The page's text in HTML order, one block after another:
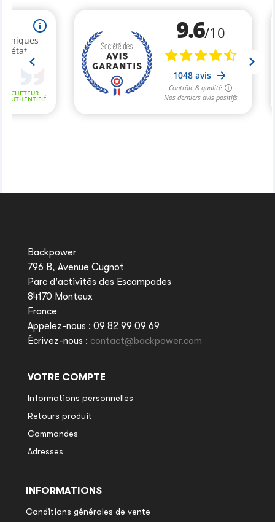
Backpower
796 B, Avenue Cugnot
Parc d'activités des Escampades
84170 Monteux
France
Appelez-nous : 09 82 99 09 69
Écrivez-nous : contact@backpower.com
VOTRE COMPTE
Informations personnelles
Retours produit
Commandes
Adresses
INFORMATIONS
Conditions générales de vente